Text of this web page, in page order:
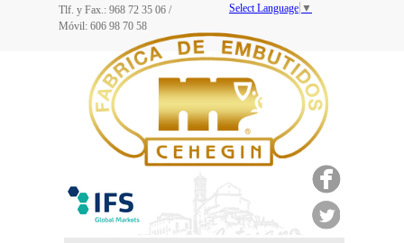
Select Language ▼
Tlf. y Fax.: 968 72 35 06 /
Móvil: 606 98 70 58